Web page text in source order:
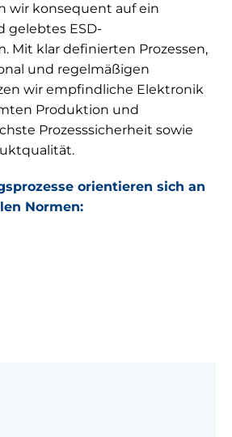
wir konsequent auf ein
gelebtes ESD-
Mit klar definierten Prozessen,
und regelmäßigen
wir empfindliche Elektronik
Produktion und
Prozesssicherheit sowie
orientieren sich an
Normen: